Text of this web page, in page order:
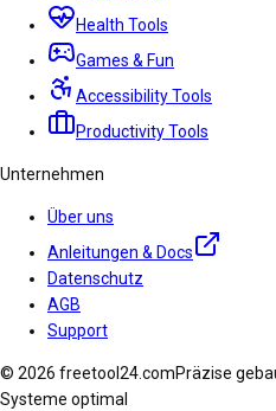
Health Tools
Games & Fun
Accessibility Tools
Productivity Tools
Unternehmen
Über uns
Anleitungen & Docs
Datenschutz
AGB
Support
© 2026 freetool24.comPräzise
Systeme optimal